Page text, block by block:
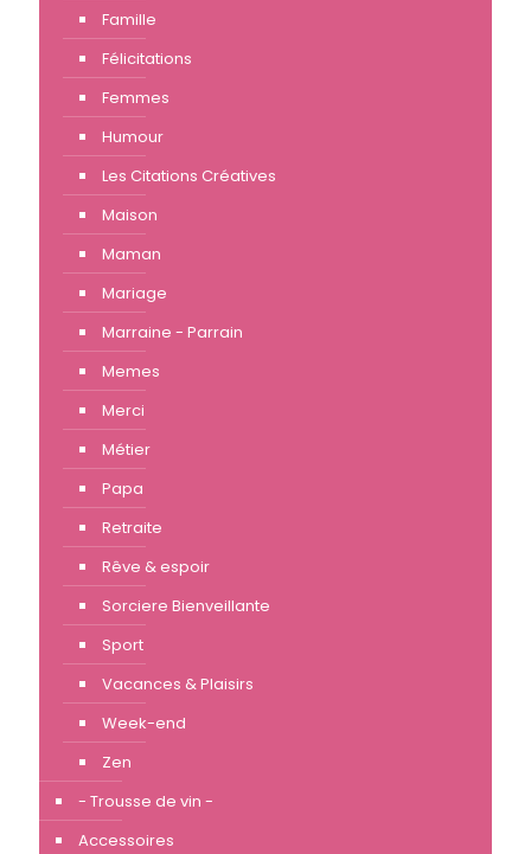
Famille
Félicitations
Femmes
Humour
Les Citations Créatives
Maison
Maman
Mariage
Marraine - Parrain
Memes
Merci
Métier
Papa
Retraite
Rêve & espoir
Sorciere Bienveillante
Sport
Vacances & Plaisirs
Week-end
Zen
- Trousse de vin -
Accessoires